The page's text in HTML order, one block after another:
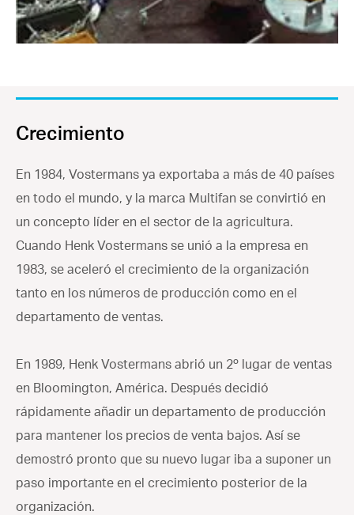
Crecimiento
En 1984, Vostermans ya exportaba a más de 40 países
en todo el mundo, y la marca Multifan se convirtió en
un concepto líder en el sector de la agricultura.
Cuando Henk Vostermans se unió a la empresa en
1983, se aceleró el crecimiento de la organización
tanto en los números de producción como en el
departamento de ventas.
En 1989, Henk Vostermans abrió un 2º lugar de ventas
en Bloomington, América. Después decidió
rápidamente añadir un departamento de producción
para mantener los precios de venta bajos. Así se
demostró pronto que su nuevo lugar iba a suponer un
paso importante en el crecimiento posterior de la
organización.